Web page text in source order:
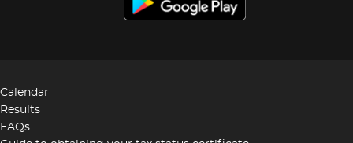
Calendar
Results
FAQs